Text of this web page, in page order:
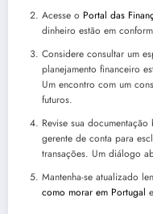
Acesse o Portal das
dinheiro estão em
Considere consultar um
planejamento financeiro
Um encontro com um
futuros.
Revise sua
gerente de conta para
transações. Um diálogo
Mantenha-se atualizado
como morar em Portugal